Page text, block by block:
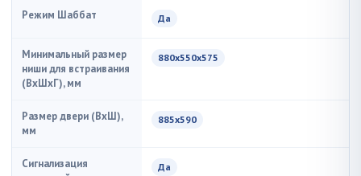
Режим Шаббат Да
Минимальный размер
ниши для встраивания
(ВxШxГ), мм
880х550х575
Размер двери (ВхШ),
мм
885х590
Сигнализация
Да